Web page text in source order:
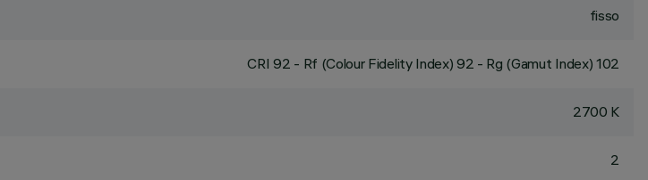
fisso
CRI92 - Rf (Colour Fidelity Index) 92 - Rg (Gamut Index) 102
2700 K
2